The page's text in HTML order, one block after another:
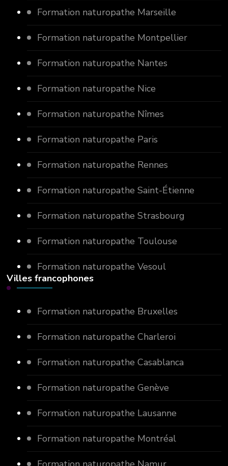
Formation naturopathe Marseille
Formation naturopathe Montpellier
Formation naturopathe Nantes
Formation naturopathe Nice
Formation naturopathe Nîmes
Formation naturopathe Paris
Formation naturopathe Rennes
Formation naturopathe Saint-Étienne
Formation naturopathe Strasbourg
Formation naturopathe Toulouse
Formation naturopathe Vesoul
Villes francophones
Formation naturopathe Bruxelles
Formation naturopathe Charleroi
Formation naturopathe Casablanca
Formation naturopathe Genève
Formation naturopathe Lausanne
Formation naturopathe Montréal